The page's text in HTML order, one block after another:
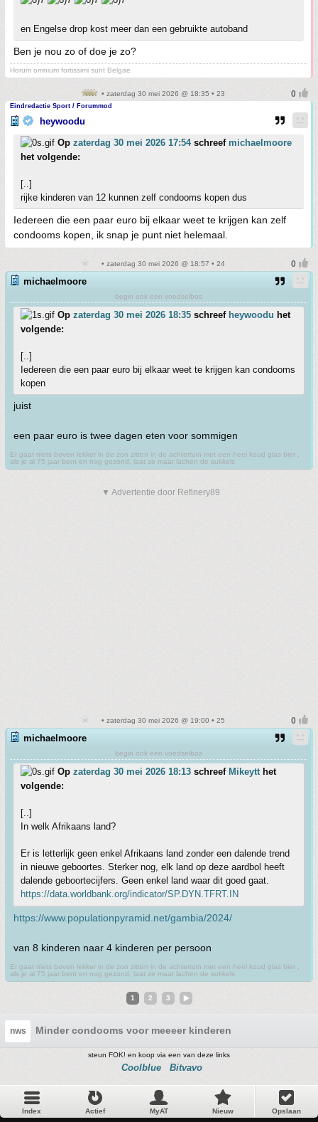
en Engelse drop kost meer dan een gebruikte autoband
Ben je nou zo of doe je zo?
Horum omnium fortissimi sunt Belgae
• zaterdag 30 mei 2026 @ 18:35 • 23
Eindredactie Sport / Forummod
heywoodu
Op zaterdag 30 mei 2026 17:54schreef michaelmoore
het volgende:
[..]
rijke kinderen van 12 kunnen zelf condooms kopen dus
Iedereen die een paar euro bij elkaar weet te krijgen kan zelf
condooms kopen, ik snap je punt niet helemaal.
• zaterdag 30 mei 2026 @ 18:57 • 24
michaelmoore
begin ook een voedselbos
Op zaterdag 30 mei 2026 18:35 schreef heywoodu het
volgende:
[..]
Iedereen die een paar euro bij elkaar weet te krijgen kan condooms
kopen
juist
een paar euro is twee dagen eten voor sommigen
Er gaat niets boven lekker in de zon zitten in de achtertuin met een heel koud glas bier ,
als je al 75 jaar bent en nog gezond, laat ze maar lachen de sukkels
▼ Advertentie door Refinery89
• zaterdag 30 mei 2026 @ 19:00 • 25
michaelmoore
begin ook een voedselbos
Op zaterdag 30 mei 2026 18:13 schreef Mikeytthet
volgende:
[..]
In welk Afrikaans land?
Er is letterlijk geen enkel Afrikaans land zonder een dalende trend
in nieuwe geboortes. Sterker nog, elk land op deze aardbol heeft
dalende geboortecijfers. Geen enkel land waar dit goed gaat.
https://data.worldbank.org/indicator/SP.DYN.TFRT.IN
https://www.populationpyramid.net/gambia/2024/
van 8 kinderen naar 4 kinderen per persoon
Er gaat niets boven lekker in de zon zitten in de achtertuin met een heel koud glas bier ,
als je al 75 jaar bent en nog gezond, laat ze maar lachen de sukkels
1 2 3
nws Minder condooms voor meeeer kinderen
steun FOK! en koop via een van deze links
Coolblue Bitvavo
Index Actief MyAT Nieuw Opslaan